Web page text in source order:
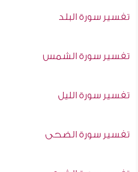
تفسير سورة البلد
تفسير سورة الشمس
تفسير سورة الليل
تفسير سورة الضحى